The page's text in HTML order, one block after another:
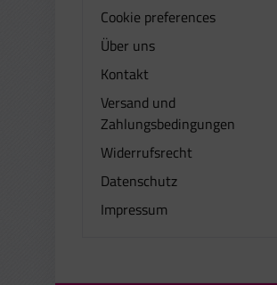
Cookie preferences
Über uns
Kontakt
Versand und
Zahlungsbedingungen
Widerrufsrecht
Datenschutz
Impressum